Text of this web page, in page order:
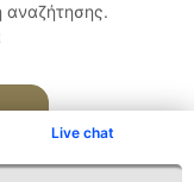
Live chat
αναζήτησης.